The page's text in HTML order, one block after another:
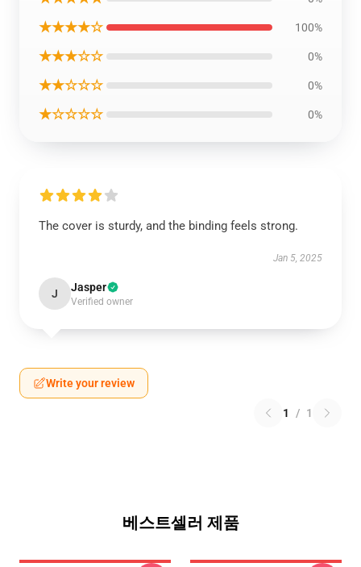
★★★★☆ 100%
★★★☆☆ 0%
★★☆☆☆ 0%
★☆☆☆☆ 0%
The cover is sturdy, and the binding feels strong.
Jan 5, 2025
J Jasper
Verified owner
Write your review
1 / 1
베스트셀러 제품